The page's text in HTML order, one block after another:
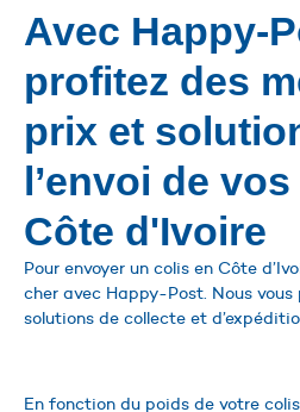
Avec Happy-
profitez des
prix et
l’envoi de
Côte d'Ivoire
Pour envoyer un colis en Côte
cher avec Happy-Post. Nous
solutions de collecte et
En fonction du poids de votre